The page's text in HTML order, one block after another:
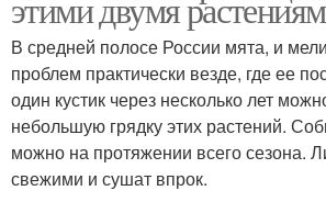
В средней полосе России мята, и
проблем практически везде, где ее
один кустик через несколько лет
небольшую грядку этих растений.
можно на протяжении всего сезона.
свежими и сушат впрок.